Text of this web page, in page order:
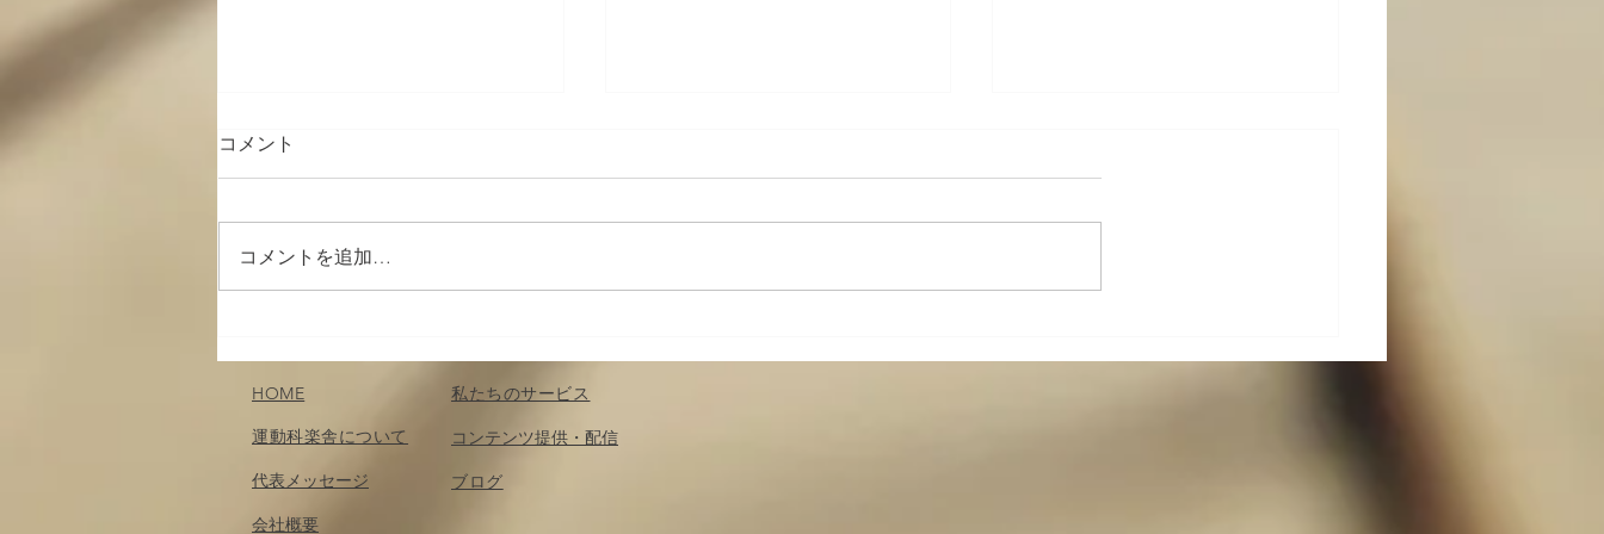
身体を動かしたい人へ
どころ
具体的な身体操作６ 簡単な腰
コメント
コメントを追加…
HOME
運動科楽舎について
代表メッセージ
会社概要
私たちのサービス
コンテンツ​提供・配信
​ブログ